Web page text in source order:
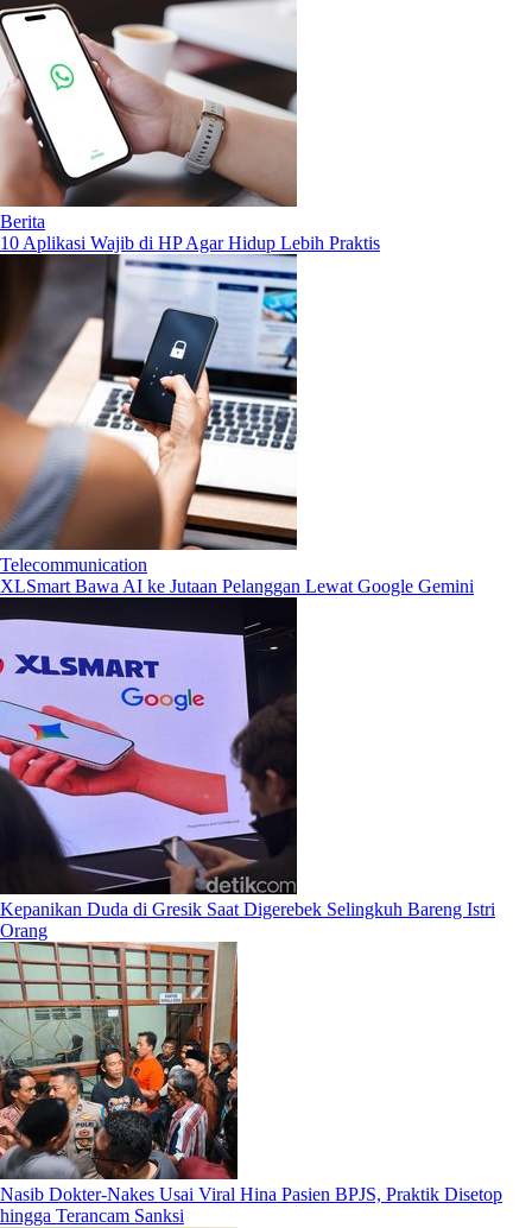
Berita
10 Aplikasi Wajib di HP Agar Hidup Lebih Praktis
Telecommunication
XLSmart Bawa AI ke Jutaan Pelanggan Lewat Google Gemini
Kepanikan Duda di Gresik Saat Digerebek Selingkuh Bareng Istri
Orang
Nasib Dokter-Nakes Usai Viral Hina Pasien BPJS, Praktik Disetop
hingga Terancam Sanksi